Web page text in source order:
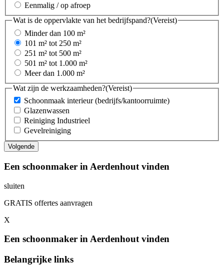
Eenmalig / op afroep
Wat is de oppervlakte van het bedrijfspand?(Vereist)
Minder dan 100 m²
101 m² tot 250 m²
251 m² tot 500 m²
501 m² tot 1.000 m²
Meer dan 1.000 m²
Wat zijn de werkzaamheden?(Vereist)
Schoonmaak interieur (bedrijfs/kantoorruimte)
Glazenwassen
Reiniging Industrieel
Gevelreiniging
Een schoonmaker in Aerdenhout vinden
sluiten
GRATIS offertes aanvragen
X
Een schoonmaker in Aerdenhout vinden
Belangrijke links